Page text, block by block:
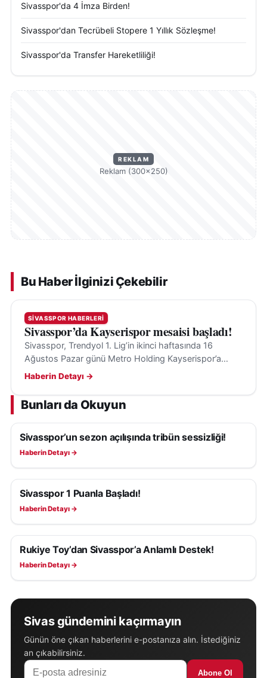
Sivasspor'da 4 İmza Birden!
Sivasspor'dan Tecrübeli Stopere 1 Yıllık Sözleşme!
Sivasspor'da Transfer Hareketliliği!
REKLAM
Reklam (300×250)
Bu Haber İlginizi Çekebilir
SIVASSPOR HABERLERI
Sivasspor’da Kayserispor mesaisi başladı!
Sivasspor, Trendyol 1. Lig’in ikinci haftasında 16
Ağustos Pazar günü Metro Holding Kayserispor’a
konuk olacak; hedef ilk galibiyet ve transfer takviyeleri.
Haberin Detayı →
Bunları da Okuyun
SIVASSPOR HABERLERI
Sivasspor’un sezon açılışında tribün sessizliği!
Haberin Detayı →
SIVASSPOR HABERLERI
Sivasspor 1 Puanla Başladı!
Haberin Detayı →
SIVASSPOR HABERLERI
Rukiye Toy’dan Sivasspor’a Anlamlı Destek!
Haberin Detayı →
Sivas gündemini kaçırmayın
Günün öne çıkan haberlerini e-postanıza alın. İstediğiniz
an çıkabilirsiniz.
Abone Ol